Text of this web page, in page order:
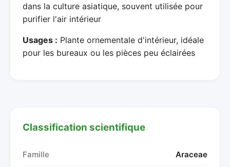
dans la culture asiatique, souvent utilisée pour
purifier l'air intérieur
Usages : Plante ornementale d'intérieur, idéale
pour les bureaux ou les pièces peu éclairées
Classification scientifique
Famille Araceae